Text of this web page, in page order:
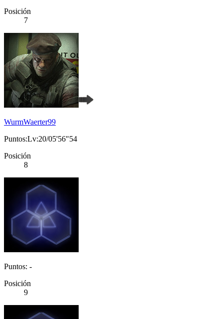
Posición
7
WurmWaerter99
Puntos:Lv:20/05'56"54
Posición
8
Puntos: -
Posición
9